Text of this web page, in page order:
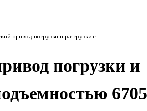
привод погрузки и разгрузки с
погрузки и
6705